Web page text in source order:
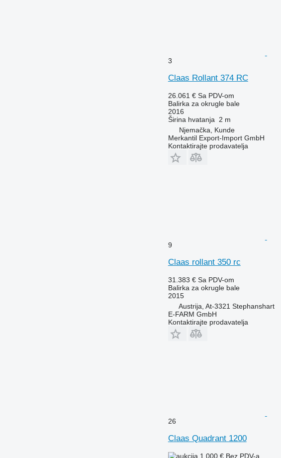
3
Claas Rollant 374 RC
26.061 € Sa PDV-om
Balirka za okrugle bale
2016
Širina hvatanja
2 m
Njemačka, Kunde
Merkantil Export-Import GmbH
Kontaktirajte prodavatelja
9
Claas rollant 350 rc
31.383 € Sa PDV-om
Balirka za okrugle bale
2015
Austrija, At-3321 Stephanshart
E-FARM GmbH
Kontaktirajte prodavatelja
26
Claas Quadrant 1200
1.000 € Bez PDV-a